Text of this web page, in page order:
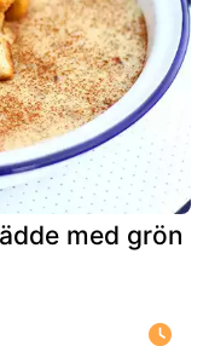
med grön